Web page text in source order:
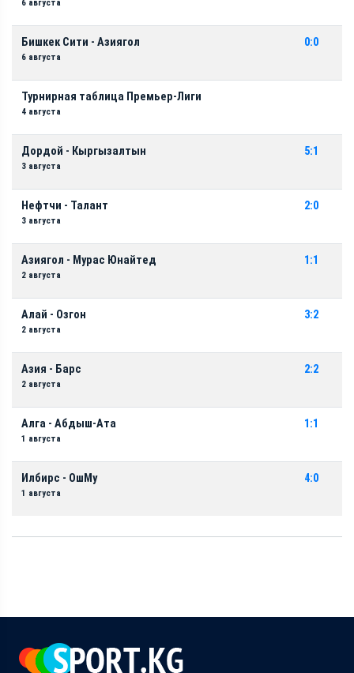
6 августа
Бишкек Сити - Азиягол
6 августа
0:0
Турнирная таблица Премьер-Лиги
4 августа
Дордой - Кыргызалтын
3 августа
5:1
Нефтчи - Талант
3 августа
2:0
Азиягол - Мурас Юнайтед
2 августа
1:1
Алай - Озгон
2 августа
3:2
Азия - Барс
2 августа
2:2
Алга - Абдыш-Ата
1 августа
1:1
Илбирс - ОшМу
1 августа
4:0